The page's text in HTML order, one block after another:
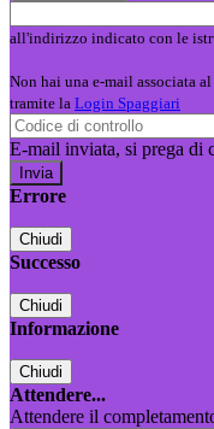
all'indirizzo indicato con le
Non hai una e-mail associata
tramite la Login Spaggiari
E-mail inviata, si prega di
Errore
Chiudi
Successo
Chiudi
Informazione
Chiudi
Attendere...
Attendere il